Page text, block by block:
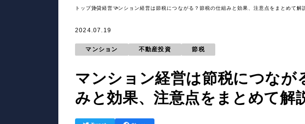
トップ賃貸経営マンション経営は節税につながる？節税の仕組みと効果、注意点をまとめて解
2024.07.19
マンション 不動産投資 節税
マンション経営は節税につなが
みと効果、注意点をまとめて解